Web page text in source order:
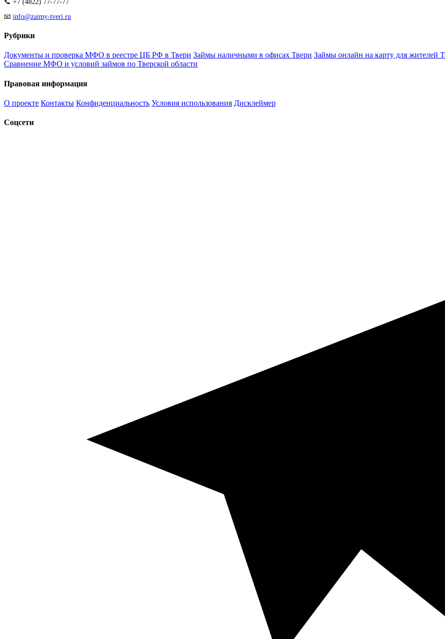
📞 +7 (4822) 77-77-77
📧 info@zaimy-tveri.ru
Рубрики
Документы и проверка МФО в реестре ЦБ РФ в Твери Займы наличными в офисах Твери Займы онлайн на карту для жителей
Сравнение МФО и условий займов по Тверской области
Правовая информация
О проекте Контакты Конфиденциальность Условия использования Дисклеймер
Соцсети